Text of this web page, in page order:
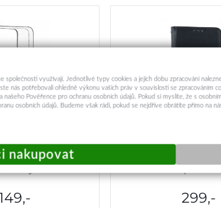
Realme C53 1 mm
Knížkové pouzdro na
299,-
společnosti využívají. Jednotlivé typy cookies a jejich dobu zpracování
nás potřebovali ohledně výkonu vašich práv v souvislosti se zpracováním
Pověřence pro ochranu osobních údajů. Pokud si myslíte, že s
osobních údajů. Budeme však rádi, pokud se nejdříve obrátíte přímo na